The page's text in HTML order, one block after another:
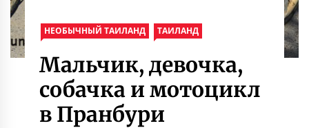
НЕОБЫЧНЫЙ ТАИЛАНД ТАИЛАНД
Мальчик, девочка,
собачка и мотоцикл
в Пранбури